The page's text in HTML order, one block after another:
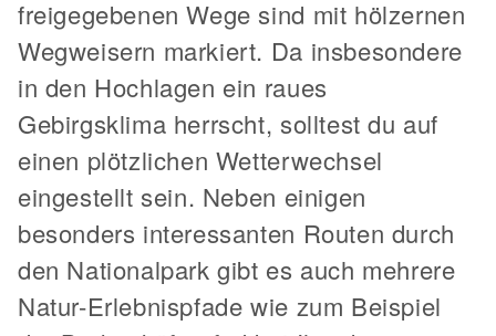
freigegebenen Wege sind mit hölzernen
Wegweisern markiert. Da insbesondere
in den Hochlagen ein raues
Gebirgsklima herrscht, solltest du auf
einen plötzlichen Wetterwechsel
eingestellt sein. Neben einigen
besonders interessanten Routen durch
den Nationalpark gibt es auch mehrere
Natur-Erlebnispfade wie zum Beispiel